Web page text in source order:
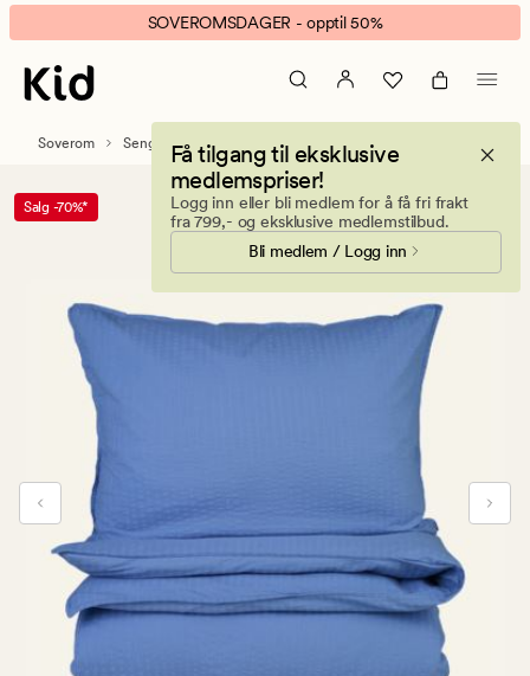
Kensington
krepp
sengesett
blå
banner.
Klikk
ESCAPE
pause.
SOVEROMSDAGER - opptil 50%
Få tilgang til eksklusive
medlemspriser!
Logg inn eller bli medlem for å få fri frakt
fra 799,- og eksklusive medlemstilbud.
Bli medlem / Logg inn
Soverom Sengetøy Krepp sengesett
Salg -70%*